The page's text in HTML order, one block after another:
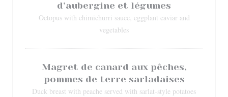
d’aubergine et légumes
Octopus with chimichurri sauce, eggplant caviar and
vegetables
Magret de canard aux pêches,
pommes de terre sarladaises
Duck breast with peache served with sarlat-style potatoes